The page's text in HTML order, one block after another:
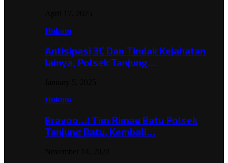
Hukum
Antisipasi 3C Dan Tindak Kejahatan
lainya, Polsek Tanjung…
Hukum
Bravoo…! Tim Rimau Batu Polsek
Tanjung Batu, Kembali…